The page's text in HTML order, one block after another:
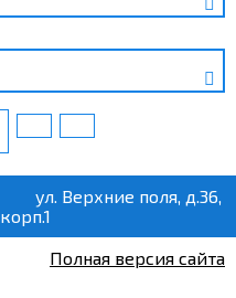
ул. Верхние поля, д.36,
корп.1
Полная версия сайта